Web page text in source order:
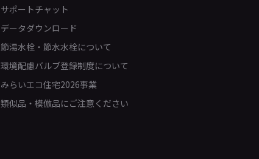
サポートチャット
データダウンロード
節湯水栓・節水水栓について
環境配慮バルブ登録制度について
みらいエコ住宅2026事業
類似品・模倣品にご注意ください